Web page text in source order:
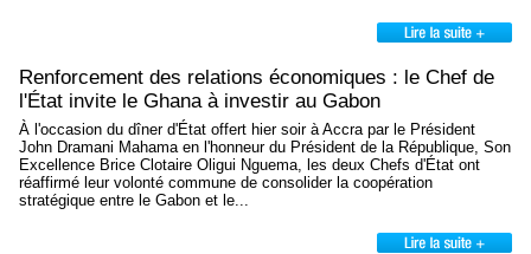
Renforcement des relations économiques : le Chef de
l'État invite le Ghana à investir au Gabon
À l'occasion du dîner d'État offert hier soir à Accra par le Président
John Dramani Mahama en l'honneur du Président de la République, Son
Excellence Brice Clotaire Oligui Nguema, les deux Chefs d'État ont
réaffirmé leur volonté commune de consolider la coopération
stratégique entre le Gabon et le...